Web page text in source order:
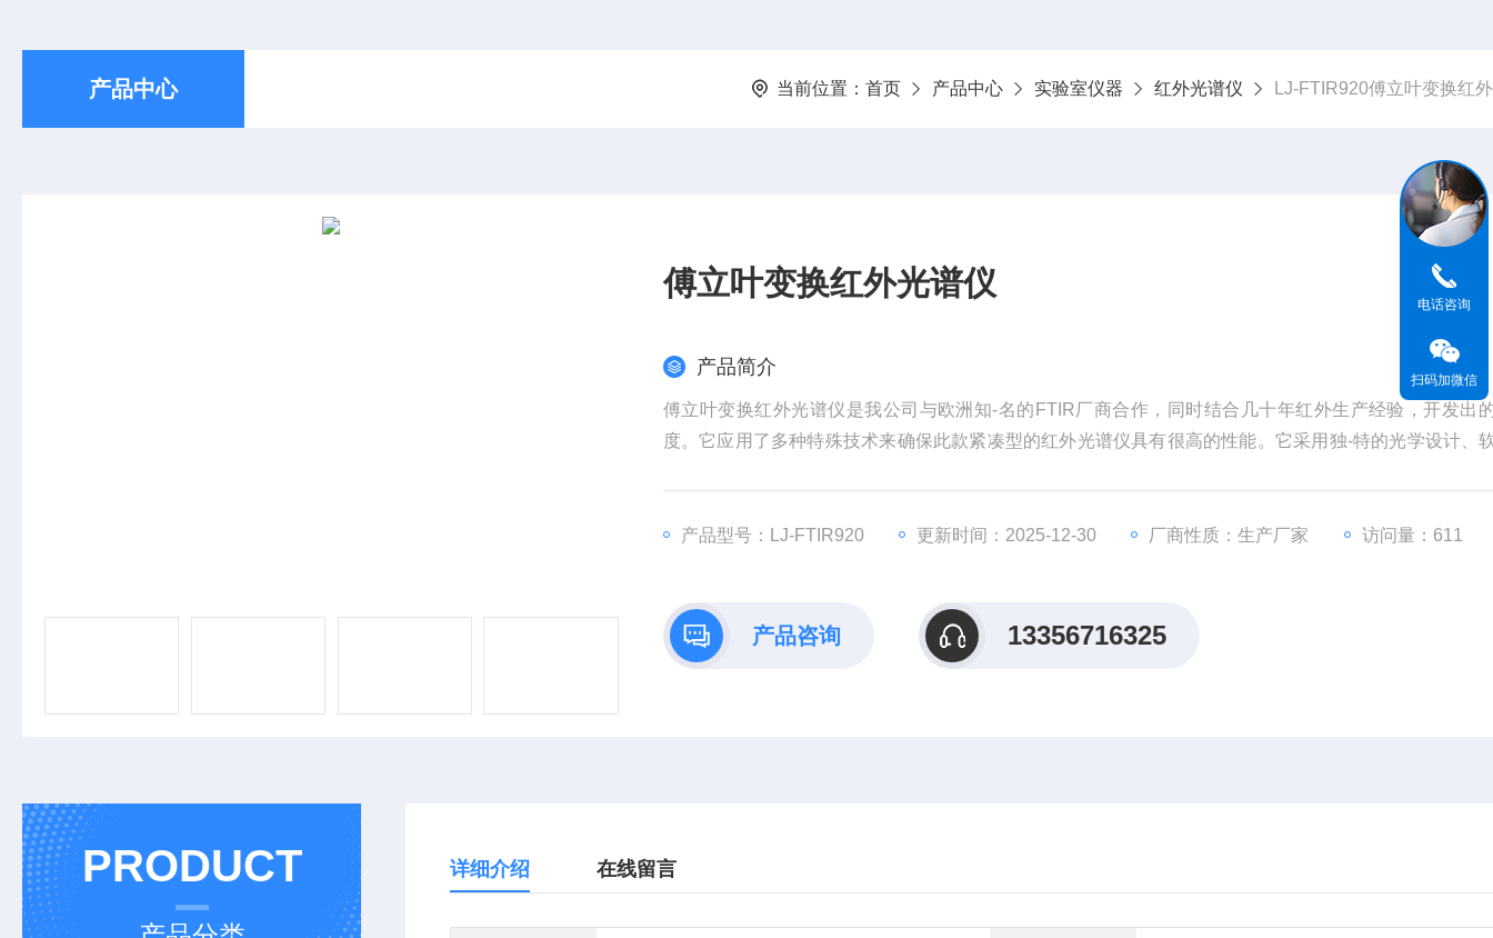
产品中心 当前位置： 首页 产品中心 实验室仪器 红外光谱仪 LJ-FTIR920傅立叶变换红
傅立叶变换红外光谱仪
产品简介
傅立叶变换红外光谱仪是我公司与欧洲知-名的FTIR厂商合作，同时结合几十年红外生产经验，开发出
度。它应用了多种特殊技术来确保此款紧凑型的红外光谱仪具有很高的性能。它采用独-特的光学设计、
产品型号：LJ-FTIR920
更新时间：2025-12-30 厂商性质：生产厂家 访问量：611
产品咨询 13356716325
PRODUCT 详细介绍 在线留言
电话咨询
扫码加微信